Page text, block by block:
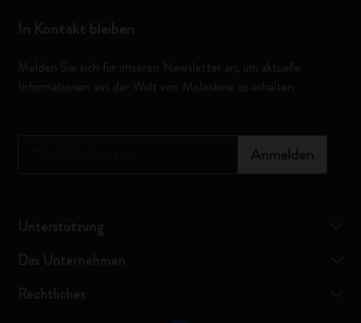
In Kontakt bleiben
Melden Sie sich für unseren Newsletter an, um aktuelle
Informationen aus der Welt von Moleskine zu erhalten
Anmelden
Unterstützung
Das Unternehmen
Rechtliches